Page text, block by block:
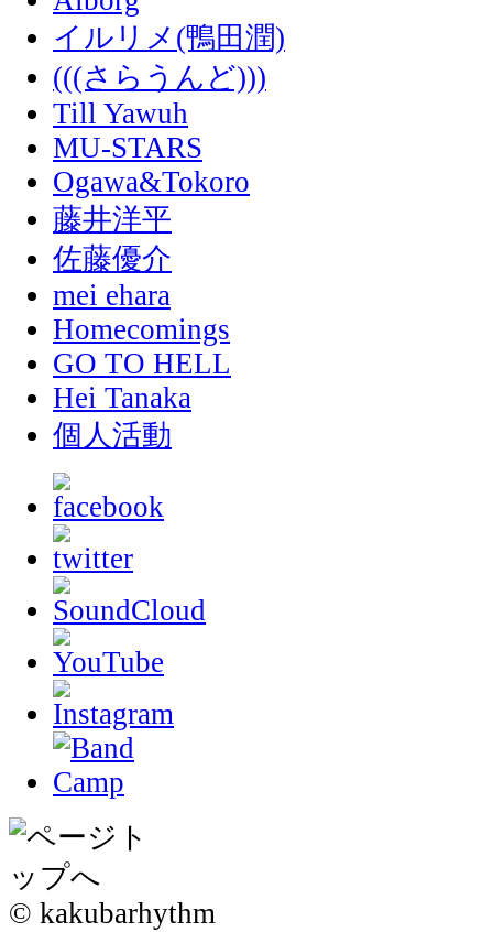
イルリメ(鴨田潤)
(((さらうんど)))
Till Yawuh
MU-STARS
Ogawa&Tokoro
藤井洋平
佐藤優介
mei ehara
Homecomings
GO TO HELL
Hei Tanaka
個人活動
© kakubarhythm